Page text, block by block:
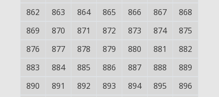
862
863 864 865 866 867
868
869
870 871 872 873 874
875
876
877 878 879 880 881
882
883
884 885 886 887 888
889
890
891 892 893 894 895
896